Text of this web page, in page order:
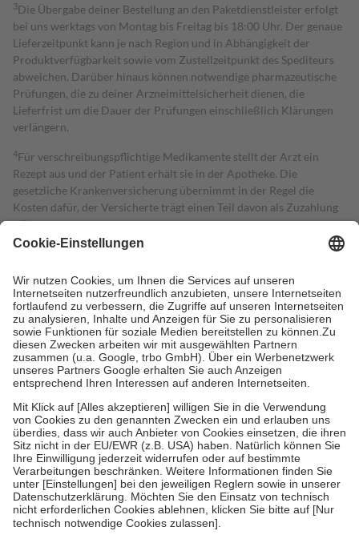
3Die Übergabe deiner Bestellung an den Paketdienstleister erfolgt
bei uns werktags von Montag bis Freitag bis 18:00 Uhr. Der genaue
Lieferzeitpunkt kann je nach Region und in Abhängigkeit der
Produktverfügbarkeit sowie vom Zustellzeitpunkt des Spediteurs
abweichen. Darüber hinaus können notwendige pharmazeutische
Prüfungen, die zu deiner Arzneimittelsicherheit dienen, die
Lieferfrist um die Dauer der Prüfungen einschließlich Klärungen
verlängern.
4Für verschreibungspflichtige Medikamente stellt der Arzt ein
Rezept aus und der Patient erhält sie in der Apotheke. Die
gesetzliche Krankenversicherung übernimmt in der Regel die
Kosten dafür, der Versicherte trägt einen Teil davon als Zuzahlung
mit.
Grundsätzlich leisten Mitglieder Zuzahlungen in Höhe von zehn
höchstens zehn Euro.
Es sind jedoch nie mehr als die tatsächlichen
Kosten der Leistung zu entrichten.
Diese Regeln gelten grundsätzlich auch für Online-Apotheken.
Bei Heilmitteln und häuslicher Krankenpflege beträgt die
Zuzahlung zehn Prozent der Kosten sowie zehn Euro je
Verordnung.
Um das Engagement der Versicherten für ihre eigene Gesundheit zu
stärken und die besondere Stellung der Familie zu unterstützen,
fallenkeine Zuzahlungenan bei:
• Kindern und Jugendlichen bis zum vollendeten 18. Lebensjahr
mit Ausnahme der Fahrkosten
• Untersuchungen zur Vorsorge und Früherkennung, die von der
GKV getragen werden
• empfohlenen Schutzimpfungen
• Harn- und Blutteststreifen